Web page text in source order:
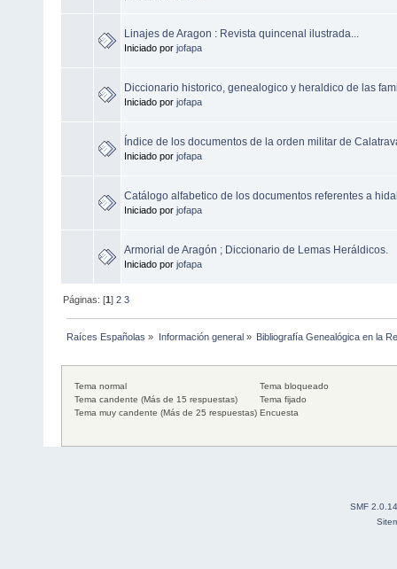
Linajes de Aragon : Revista quincenal ilustrada...
Iniciado por jofapa
Diccionario historico, genealogico y heraldico de las
Iniciado por jofapa
Índice de los documentos de la orden militar de
Iniciado por jofapa
Catálogo alfabetico de los documentos referentes a
Iniciado por jofapa
Armorial de Aragón ; Diccionario de Lemas Heráldicos.
Iniciado por jofapa
Páginas: [1]2 3
Raíces Españolas » Información general» Bibliografía Genealógica en la
Tema normal
Tema candente (Más de 15 respuestas)
Tema muy candente (Más de 25 respuestas)
Tema bloqueado
Tema fijado
Encuesta
SMF 2.0.14